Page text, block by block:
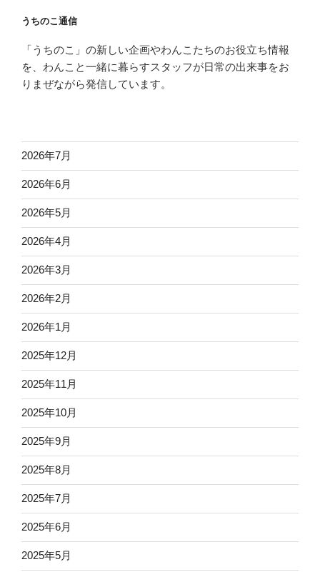
うちのこ通信
「うちのこ」の新しい企画やわんこたちのお役立ち情報
を、わんこと一緒に暮らすスタッフが日常の出来事をお
りまぜながら発信しています。
2026年7月
2026年6月
2026年5月
2026年4月
2026年3月
2026年2月
2026年1月
2025年12月
2025年11月
2025年10月
2025年9月
2025年8月
2025年7月
2025年6月
2025年5月